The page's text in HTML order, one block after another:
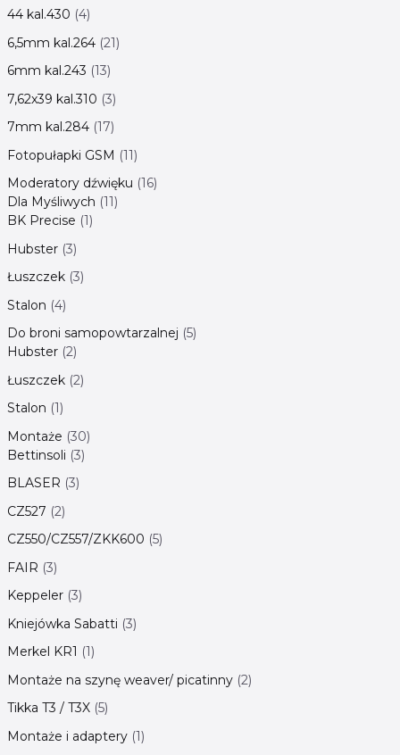
44 kal.430 4
6,5mm kal.264 21
6mm kal.243 13
7,62x39 kal.310 3
7mm kal.284 17
Fotopułapki GSM 11
Moderatory dźwięku 16
Dla Myśliwych 11
BK Precise 1
Hubster 3
Łuszczek 3
Stalon 4
Do broni samopowtarzalnej 5
Hubster 2
Łuszczek 2
Stalon 1
Montaże 30
Bettinsoli 3
BLASER 3
CZ527 2
CZ550/CZ557/ZKK600 5
FAIR 3
Keppeler 3
Kniejówka Sabatti 3
Merkel KR1
1
Montaże na szynę weaver/ picatinny 2
Tikka T3 / T3X 5
Montaże i adaptery 1